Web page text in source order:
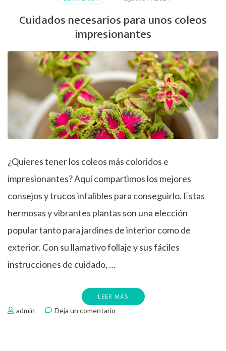
descubre
cómo
a
estos
coloridos
insectos
a
tu
jardín
Cuidados necesarios para unos coleos
impresionantes
¿Quieres tener los coleos más coloridos e
impresionantes? Aquí compartimos los mejores
consejos y trucos infalibles para conseguirlo. Estas
hermosas y vibrantes plantas son una elección
popular tanto para jardines de interior como de
exterior. Con su llamativo follaje y sus fáciles
instrucciones de cuidado, …
LEER MÁS
admin Deja un comentario